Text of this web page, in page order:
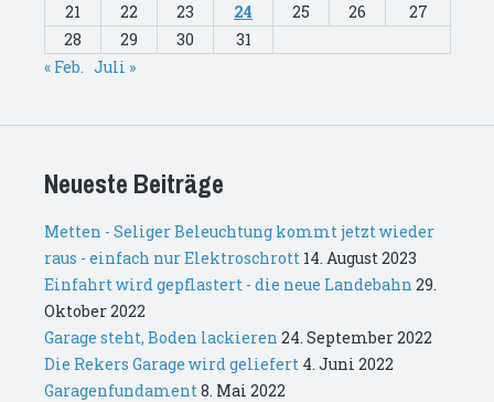
21
22 23 24 25 26
27
28
29 30
31
« Feb. Juli »
Neueste Beiträge
Metten - Seliger Beleuchtung kommt jetzt wieder
raus - einfach nur Elektroschrott 14. August 2023
Einfahrt wird gepflastert - die neue Landebahn 29.
Oktober 2022
Garage steht, Boden lackieren 24. September 2022
Die Rekers Garage wird geliefert 4. Juni 2022
Garagenfundament8. Mai 2022